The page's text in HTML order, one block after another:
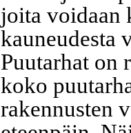
joita voidaan
kauneudesta
Puutarhat on
koko
rakennusten